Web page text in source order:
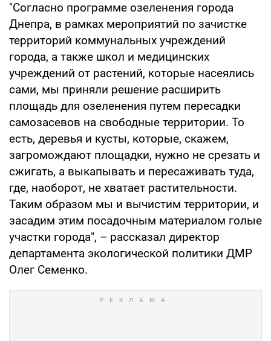
"Согласно программе озеленения города
Днепра, в рамках мероприятий по зачистке
территорий коммунальных учреждений
города, а также школ и медицинских
учреждений от растений, которые насеялись
сами, мы приняли решение расширить
площадь для озеленения путем пересадки
самозасевов на свободные территории. То
есть, деревья и кусты, которые, скажем,
загромождают площадки, нужно не срезать и
сжигать, а выкапывать и пересаживать туда,
где, наоборот, не хватает растительности.
Таким образом мы и вычистим территории, и
засадим этим посадочным материалом голые
участки города", – рассказал директор
департамента экологической политики ДМР
Олег Семенко.